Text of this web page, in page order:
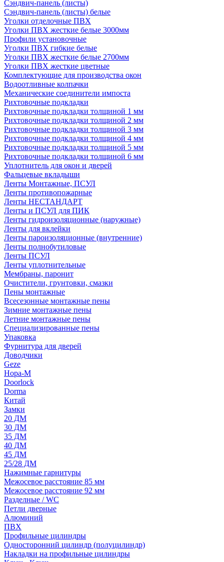
Сэндвич-панель (листы)
Сэндвич-панель (листы) белые
Уголки отделочные ПВХ
Уголки ПВХ жесткие белые 3000мм
Профили установочные
Уголки ПВХ гибкие белые
Уголки ПВХ жесткие белые 2700мм
Уголки ПВХ жесткие цветные
Комплектующие для производства окон
Водоотливные колпачки
Механические соединители импоста
Рихтовочные подкладки
Рихтовочные подкладки толщиной 1 мм
Рихтовочные подкладки толщиной 2 мм
Рихтовочные подкладки толщиной 3 мм
Рихтовочные подкладки толщиной 4 мм
Рихтовочные подкладки толщиной 5 мм
Рихтовочные подкладки толщиной 6 мм
Уплотнитель для окон и дверей
Фальцевые вкладыши
Ленты Монтажные, ПСУЛ
Ленты противопожарные
Ленты НЕСТАНДАРТ
Ленты и ПСУЛ для ПИК
Ленты гидроизоляционные (наружные)
Ленты для вклейки
Ленты пароизоляционные (внутренние)
Ленты полнобутиловые
Ленты ПСУЛ
Ленты уплотнительные
Мембраны, паронит
Очистители, грунтовки, смазки
Пены монтажные
Всесезонные монтажные пены
Зимние монтажные пены
Летние монтажные пены
Специализированные пены
Упаковка
Фурнитура для дверей
Доводчики
Geze
Нора-М
Doorlock
Dorma
Китай
Замки
20 ДМ
30 ДМ
35 ДМ
40 ДМ
45 ДМ
25/28 ДМ
Нажимные гарнитуры
Межосевое расстояние 85 мм
Межосевое расстояние 92 мм
Разделные / WC
Петли дверные
Алюминий
ПВХ
Профильные цилиндры
Односторонний цилиндр (полуцилиндр)
Накладки на профильные цилиндры